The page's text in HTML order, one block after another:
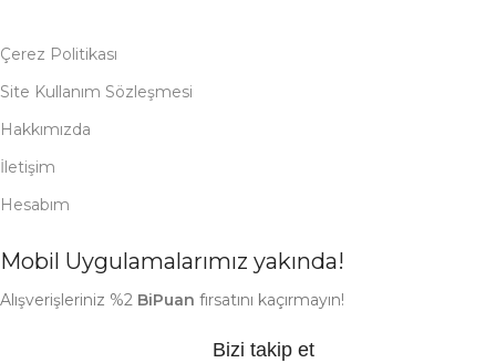
Çerez Politikası
Site Kullanım Sözleşmesi
Hakkımızda
İletişim
Hesabım
Mobil Uygulamalarımız yakında!
Alışverişleriniz %2 BiPuan fırsatını kaçırmayın!
Bizi takip et